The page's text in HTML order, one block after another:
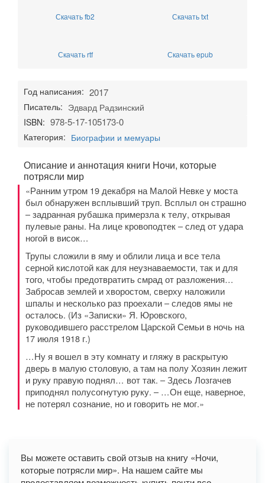
Скачать fb2 Скачать txt
Скачать rtf Скачать epub
Год написания: 2017
Писатель: Эдвард Радзинский
ISBN: 978-5-17-105173-0
Категория: Биографии и мемуары
Описание и аннотация книги Ночи, которые
потрясли мир
«Ранним утром 19 декабря на Малой Невке у моста
был обнаружен всплывший труп. Всплыл он страшно
– задранная рубашка примерзла к телу, открывая
пулевые раны. На лице кровоподтек – след от удара
ногой в висок…
Трупы сложили в яму и облили лица и все тела
серной кислотой как для неузнаваемости, так и для
того, чтобы предотвратить смрад от разложения…
Забросав землей и хворостом, сверху наложили
шпалы и несколько раз проехали – следов ямы не
осталось. (Из «Записки» Я. Юровского,
руководившего расстрелом Царской Семьи в ночь на
17 июля 1918 г.)
…Ну я вошел в эту комнату и гляжу в раскрытую
дверь в малую столовую, а там на полу Хозяин лежит
и руку правую поднял… вот так. – Здесь Лозгачев
приподнял полусогнутую руку. – …Он еще, наверное,
не потерял сознание, но и говорить не мог.»
Вы можете оставить свой отзыв на книгу «Ночи,
которые потрясли мир». На нашем сайте мы